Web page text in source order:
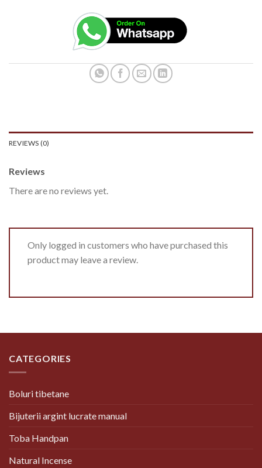
REVIEWS (0)
Reviews
There are no reviews yet.
Only logged in customers who have purchased this
product may leave a review.
CATEGORIES
Boluri tibetane
Bijuterii argint lucrate manual
Toba Handpan
Natural Incense